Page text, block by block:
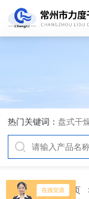
热门关键词： 盘式干
当前位置：首页